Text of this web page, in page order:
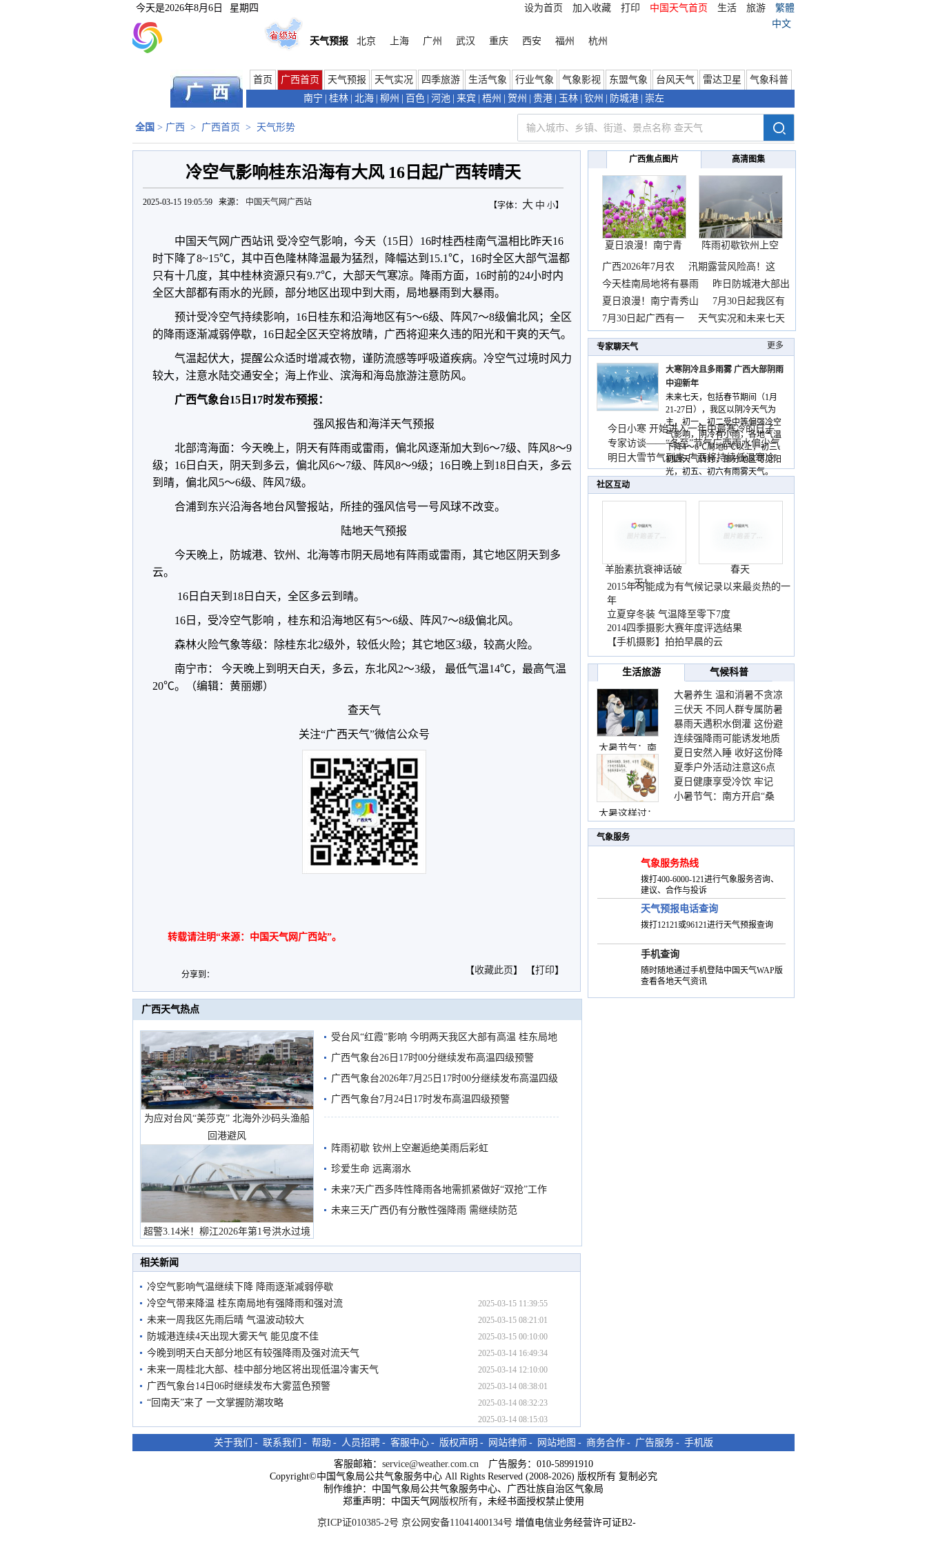
今天是2026年8月6日 星期四 设为首页 加入收藏 打印 中国天气首页 生活 旅游
繁體
中文
天气预报
北京 上海 广州 武汉 重庆 西安 福州 杭州
首页 广西首页 天气预报 天气实况 四季旅游 生活气象 行业气象 气象影视 东盟气象 台风天气 雷达卫星
气象科普
南宁
桂林 北海 柳州 百色 河池 来宾 梧州 贺州 贵港 玉林 钦州 防城港 崇左
全国 > 广西 > 广西首页 > 天气形势
冷空气影响桂东沿海有大风 16日起广西转晴天
【字体： 大 中 小】
2025-03-15 19:05:59 来源： 中国天气网广西站
中国天气网广西站讯 受冷空气影响，今天（15日）16时桂西桂南气温相比昨天16
时下降了8~15℃，其中百色隆林降温最为猛烈，降幅达到15.1℃，16时全区大部气温都
只有十几度，其中桂林资源只有9.7℃，大部天气寒凉。降雨方面，16时前的24小时内
全区大部都有雨水的光顾，部分地区出现中到大雨，局地暴雨到大暴雨。
预计受冷空气持续影响，16日桂东和沿海地区有5～6级、阵风7～8级偏北风；全区
的降雨逐渐减弱停歇，16日起全区天空将放晴，广西将迎来久违的阳光和干爽的天气。
气温起伏大，提醒公众适时增减衣物，谨防流感等呼吸道疾病。冷空气过境时风力
较大，注意水陆交通安全；海上作业、滨海和海岛旅游注意防风。
广西气象台15日17时发布预报：
强风报告和海洋天气预报
北部湾海面：今天晚上，阴天有阵雨或雷雨，偏北风逐渐加大到6～7级、阵风8～9
级；16日白天，阴天到多云，偏北风6～7级、阵风8～9级；16日晚上到18日白天，多云
到晴，偏北风5～6级、阵风7级。
合浦到东兴沿海各地台风警报站，所挂的强风信号一号风球不改变。
陆地天气预报
今天晚上，防城港、钦州、北海等市阴天局地有阵雨或雷雨，其它地区阴天到多
云。
16日白天到18日白天，全区多云到晴。
16日，受冷空气影响 ，桂东和沿海地区有5～6级、阵风7～8级偏北风。
森林火险气象等级：除桂东北2级外，较低火险；其它地区3级，较高火险。
南宁市： 今天晚上到明天白天，多云，东北风2～3级， 最低气温14℃，最高气温
20℃。（编辑：黄丽娜）
查天气
关注“广西天气”微信公众号
转载请注明“来源：中国天气网广西站”。
分享到： 【收藏此页 】 【打印】
广西天气热点
为应对台风“美莎克” 北海外沙码头渔船
回港避风
超警3.14米！柳江2026年第1号洪水过境
市民在堤岸见证汛况
受台风“红霞”影响 今明两天我区大部有高温 桂东局地
有较强降雨
广西气象台26日17时00分继续发布高温四级预警
广西气象台2026年7月25日17时00分继续发布高温四级
预警
广西气象台7月24日17时发布高温四级预警
阵雨初歇 钦州上空邂逅绝美雨后彩虹
珍爱生命 远离溺水
未来7天广西多阵性降雨各地需抓紧做好“双抢”工作
未来三天广西仍有分散性强降雨 需继续防范
相关新闻
冷空气影响气温继续下降 降雨逐渐减弱停歇
2025-03-15 11:39:55
冷空气带来降温 桂东南局地有强降雨和强对流
2025-03-15 08:21:01
未来一周我区先雨后晴 气温波动较大
2025-03-15 00:10:00
防城港连续4天出现大雾天气 能见度不佳
2025-03-14 16:49:34
今晚到明天白天部分地区有较强降雨及强对流天气
2025-03-14 12:10:00
未来一周桂北大部、桂中部分地区将出现低温冷害天气
2025-03-14 08:38:01
广西气象台14日06时继续发布大雾蓝色预警
2025-03-14 08:32:23
“回南天”来了 一文掌握防潮攻略
2025-03-14 08:15:03
广西焦点图片 高清图集
夏日浪漫！南宁青
秀山
阵雨初歇钦州上空
邂逅
广西2026年7月农
汛期露营风险高！这
份
今天桂南局地将有暴雨
昨日防城港大部出
现暴
夏日浪漫！南宁青秀山
7月30日起我区有
持
7月30日起广西有一
天气实况和未来七天
天
专家聊天气 更多
大寒阴冷且多雨雾 广西大部阴雨
中迎新年
未来七天，包括春节期间（1月
21-27日），我区以阴冷天气为
主，初一、初二受中等偏强冷空
气影响，阴冷有小雨，各地气温
下降4～6℃局地8℃以上，初三、
初四天气转好，部分地区可见阳
光，初五、初六有雨雾天气。
今日小寒 开始进入一年中最寒冷的日子
专家访谈——“冬至”节气广西雨水偏少气
温低
明日大雪节气到来 广西将持续低温寒冷
天气
社区互动
羊胎素抗衰神话破
灭！
春天
2015年可能成为有气候记录以来最炎热的一
年
立夏穿冬装 气温降至零下7度
2014四季摄影大赛年度评选结果
【手机摄影】拍拍早晨的云
生活旅游 气候科普
大暑节气：南
大暑这样过：
大暑养生 温和消暑不贪凉
三伏天 不同人群专属防暑
要点请收好
暴雨天遇积水倒灌 这份避
险提示请收好
连续强降雨可能诱发地质
灾害 这些前兆要知道
夏日安然入睡 收好这份降
温小贴士
夏季户外活动注意这6点
防暑健身两不误
夏日健康享受冷饮 牢记
“两注意一控制”
小暑节气：南方开启“桑
季
气象服务
气象服务热线
拨打400-6000-121进行气象服务咨询、
建议、合作与投诉
天气预报电话查询
拨打12121或96121进行天气预报查询
手机查询
随时随地通过手机登陆中国天气WAP版
查看各地天气资讯
关于我们 - 联系我们 - 帮助 - 人员招聘 - 客服中心 - 版权声明 - 网站律师 - 网站地图 - 商务合作 - 广告服务 - 手机版
客服邮箱： service@weather.com.cn 广告服务：010-58991910
Copyright©中国气象局公共气象服务中心 All Rights Reserved (2008-2026) 版权所有 复制必究
制作维护：中国气象局公共气象服务中心、广西壮族自治区气象局
郑重声明：中国天气网 版权所有，未经书面授权禁止使用
京ICP证010385-2号 京公网安备11041400134号 增值电信业务经营许可证B2-